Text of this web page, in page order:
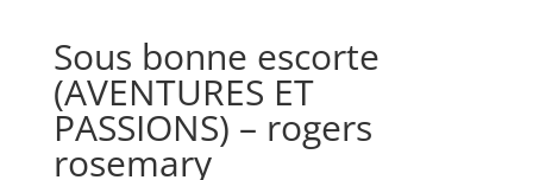
Sous bonne escorte
(AVENTURES ET
PASSIONS) – rogers
rosemary